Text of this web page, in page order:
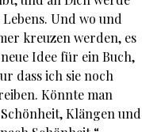
Und wo und
kreuzen werden, es
Idee für ein Buch,
dass ich sie noch
Könnte man
Klängen und